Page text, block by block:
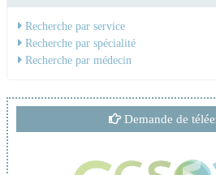
Recherche par service
Recherche par spécialité
Recherche par médecin
Demande de